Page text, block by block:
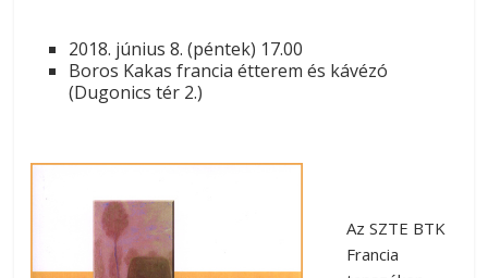
2018. június 8. (péntek) 17.00
Boros Kakas francia étterem és kávézó
(Dugonics tér 2.)
Az SZTE BTK
Francia